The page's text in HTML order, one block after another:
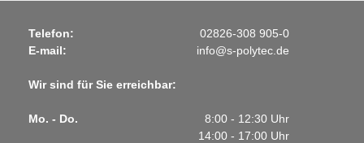
Telefon:
02826-308 905-0
E-mail:
info@s-polytec.de
Wir sind für Sie erreichbar:
Mo. - Do.
8:00 - 12:30 Uhr
14:00 - 17:00 Uhr